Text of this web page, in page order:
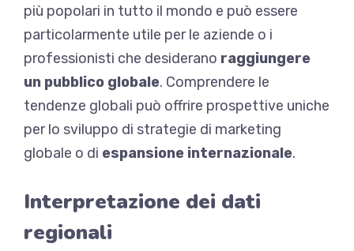
più popolari in tutto il mondo e può essere
particolarmente utile per le aziende o i
professionisti che desiderano raggiungere
un pubblico globale. Comprendere le
tendenze globali può offrire prospettive uniche
per lo sviluppo di strategie di marketing
globale o di espansione internazionale.
Interpretazione dei dati
regionali